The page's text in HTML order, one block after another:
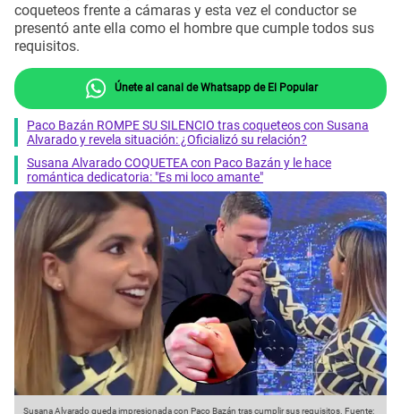
coqueteos frente a cámaras y esta vez el conductor se
presentó ante ella como el hombre que cumple todos sus
requisitos.
Únete al canal de Whatsapp de El Popular
Paco Bazán ROMPE SU SILENCIO tras coqueteos con Susana
Alvarado y revela situación: ¿Oficializó su relación?
Susana Alvarado COQUETEA con Paco Bazán y le hace
romántica dedicatoria: "Es mi loco amante"
Susana Alvarado queda impresionada con Paco Bazán tras cumplir sus requisitos. Fuente: